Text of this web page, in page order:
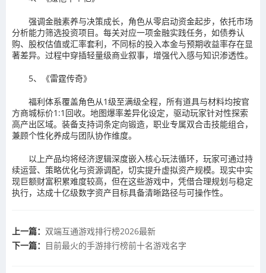
强调金融素养与决策成长，角色从零启动资金起步，依托市场
分析能力筛选投资项目。每关对应一项金融实践任务，如债券认
购、股权估值或汇率套利，不同标的投入本金与预期收益率存在显
著差异。过程中穿插轻量级商业叙事，增强代入感与知识渗透性。
5、《雷霆传奇》
福利体系覆盖角色从1级至满级全程，所有道具与材料均按官
方商城标价1:1回收。地图爆率差异化设定，驱动玩家针对性探索
高产出区域。装备支持词条定向锻造，职业专属双合击技能组合，
兼顾个性化养成与团队协作维度。
以上产品均将经济逻辑深度嵌入核心玩法循环，玩家可通过持
续运营、策略优化与资源调配，切实提升虚拟资产规模。现实中实
现巨额财富积累难度较高，但在这些游戏中，凭借合理规划与稳定
执行，达成十亿级数字资产目标具备清晰路径与可操作性。
上一篇： 双端互通游戏排行榜2026最新
下一篇： 目前最火的手游排行榜前十名游戏名字